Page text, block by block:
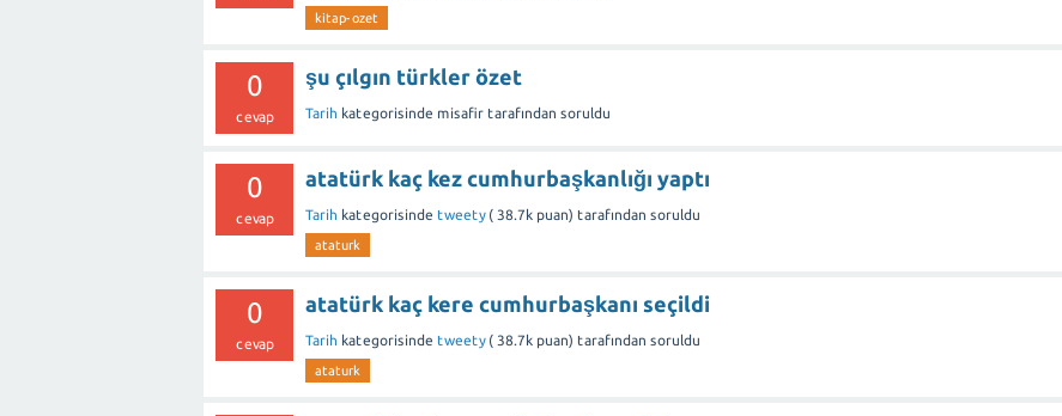
kitap-ozet
0
cevap
şu çılgın türkler özet
Tarih kategorisinde misafir tarafından soruldu
0
cevap
atatürk kaç kez cumhurbaşkanlığı yaptı
Tarih kategorisinde tweety ( 38.7k puan) tarafından soruldu
ataturk
0
cevap
atatürk kaç kere cumhurbaşkanı seçildi
Tarih kategorisinde tweety ( 38.7k puan) tarafından soruldu
ataturk